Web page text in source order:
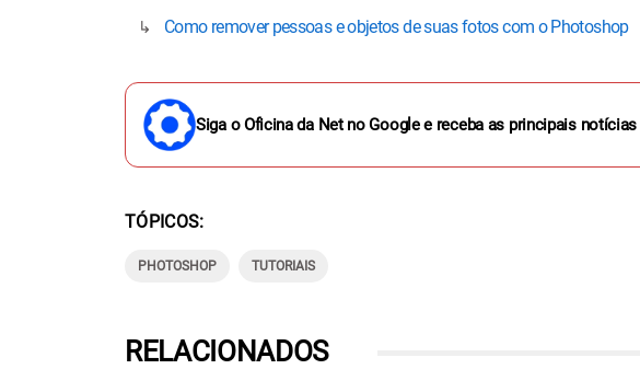
Como remover pessoas e objetos de suas fotos com o Photoshop
Siga o Oficina da Net no Google e receba as principais
TÓPICOS
PHOTOSHOP TUTORIAIS
RELACIONADOS